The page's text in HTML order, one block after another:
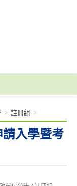
入學暨考
> 註冊組 >